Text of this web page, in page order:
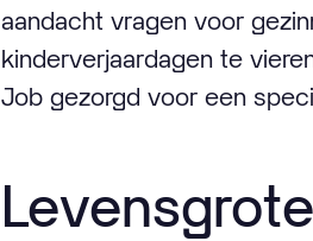
aandacht vragen voor
kinderverjaardagen te
Job gezorgd voor een